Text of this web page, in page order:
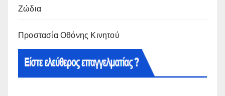
Ζώδια
Προστασία Οθόνης Κινητού